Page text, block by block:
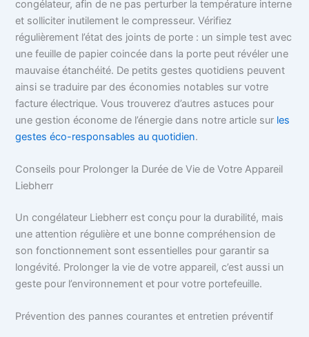
congélateur, afin de ne pas perturber la température interne
et solliciter inutilement le compresseur. Vérifiez
régulièrement l’état des joints de porte : un simple test avec
une feuille de papier coincée dans la porte peut révéler une
mauvaise étanchéité. De petits gestes quotidiens peuvent
ainsi se traduire par des économies notables sur votre
facture électrique. Vous trouverez d’autres astuces pour
une gestion économe de l’énergie dans notre article sur les
gestes éco-responsables au quotidien.
Conseils pour Prolonger la Durée de Vie de Votre Appareil
Liebherr
Un congélateur Liebherr est conçu pour la durabilité, mais
une attention régulière et une bonne compréhension de
son fonctionnement sont essentielles pour garantir sa
longévité. Prolonger la vie de votre appareil, c’est aussi un
geste pour l’environnement et pour votre portefeuille.
Prévention des pannes courantes et entretien préventif